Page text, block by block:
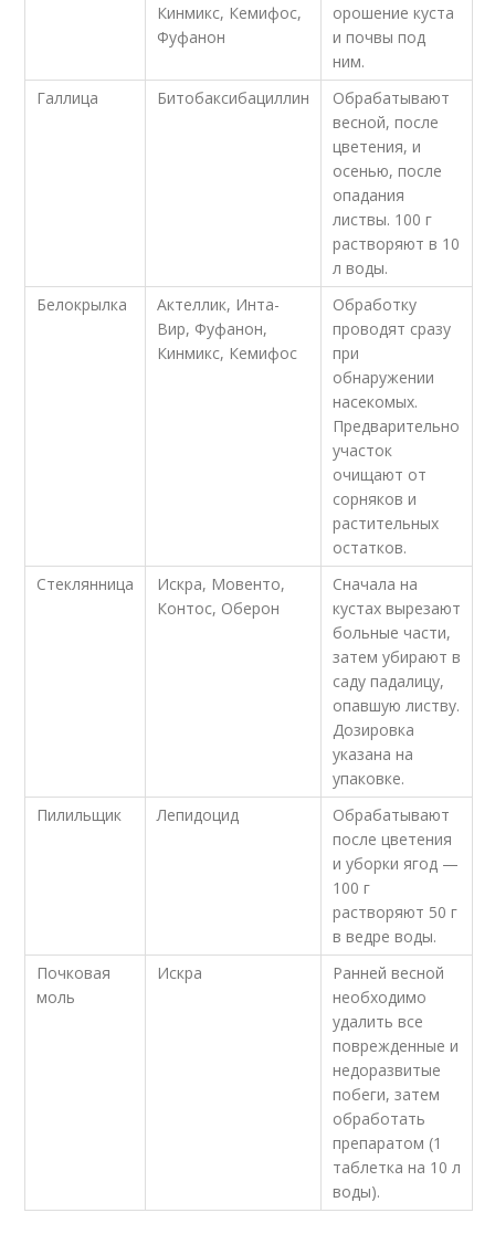
Кинмикс, Кемифос,
Фуфанон
орошение куста
и почвы под
ним.
Галлица
Битобаксибациллин
Обрабатывают
весной, после
цветения, и
осенью, после
опадания
листвы. 100 г
растворяют в 10
л воды.
Белокрылка
Актеллик, Инта-
Вир, Фуфанон,
Кинмикс, Кемифос
Обработку
проводят сразу
при
обнаружении
насекомых.
Предварительно
участок
очищают от
сорняков и
растительных
остатков.
Стеклянница
Искра, Мовенто,
Контос, Оберон
Сначала на
кустах вырезают
больные части,
затем убирают в
саду падалицу,
опавшую листву.
Дозировка
указана на
упаковке.
Пилильщик
Лепидоцид
Обрабатывают
после цветения
и уборки ягод —
100 г
растворяют 50 г
в ведре воды.
Почковая
моль
Искра
Ранней весной
необходимо
удалить все
поврежденные и
недоразвитые
побеги, затем
обработать
препаратом (1
таблетка на 10 л
воды).